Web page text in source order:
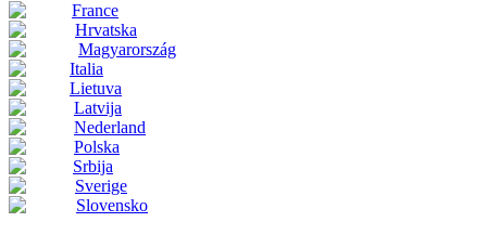
France
Hrvatska
Magyarország
Italia
Lietuva
Latvija
Nederland
Polska
Srbija
Sverige
Slovensko